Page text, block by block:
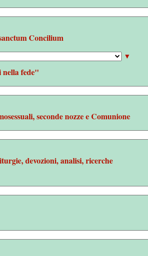
Concilium
▼
fede"
seconde nozze e Comunione
devozioni, analisi, ricerche